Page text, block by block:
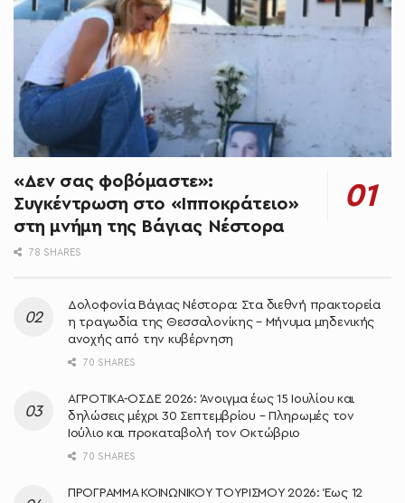
«Δεν σας φοβόμαστε»:
Συγκέντρωση στο «Ιπποκράτειο»
στη μνήμη της Βάγιας Νέστορα
78 SHARES
Δολοφονία Βάγιας Νέστορα: Στα διεθνή πρακτορεία
η τραγωδία της Θεσσαλονίκης – Μήνυμα μηδενικής
ανοχής από την κυβέρνηση
70 SHARES
ΑΓΡΟΤΙΚΑ-ΟΣΔΕ 2026: Άνοιγμα έως 15 Ιουλίου και
δηλώσεις μέχρι 30 Σεπτεμβρίου – Πληρωμές τον
Ιούλιο και προκαταβολή τον Οκτώβριο
70 SHARES
ΠΡΟΓΡΑΜΜΑ ΚΟΙΝΩΝΙΚΟΥ ΤΟΥΡΙΣΜΟΥ 2026: Έως 12